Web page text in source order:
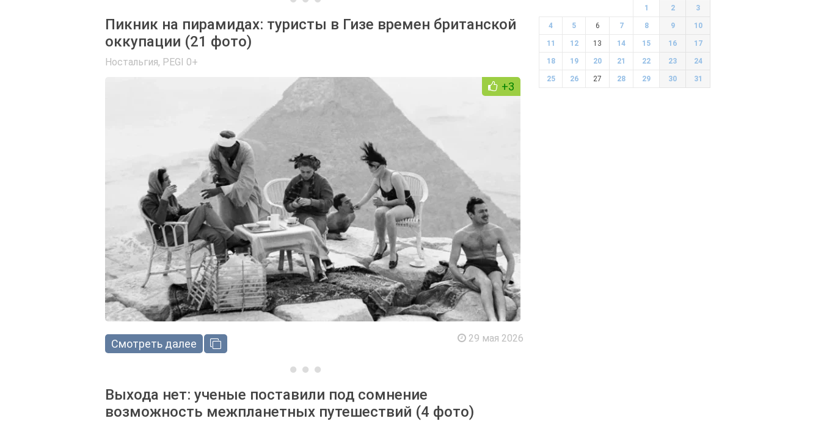
Пикник на пирамидах: туристы в Гизе времен британской
оккупации (21 фото)
Ностальгия, PEGI 0+
+3
Смотреть далее 29 мая 2026
Выхода нет: ученые поставили под сомнение
возможность межпланетных путешествий (4 фото)
1 2 3
4 5 6 7 8 9 10
11 12 13 14 15 16 17
18 19 20 21 22 23 24
25 26 27 28 29 30 31